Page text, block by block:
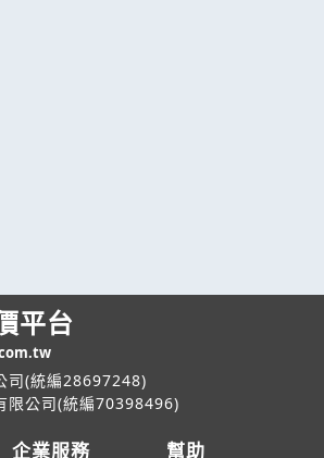
平台
司(統編28697248)
限公司(統編70398496)
企業服務 幫助